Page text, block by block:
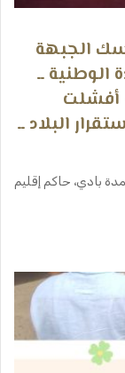
الجبهة
الوطنية ــ
أفشلت
البلاد ــ
بادي، حاكم إقليم